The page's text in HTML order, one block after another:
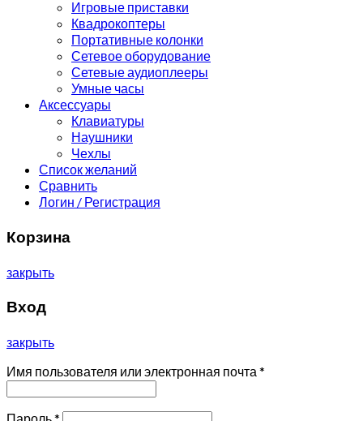
Игровые приставки
Квадрокоптеры
Портативные колонки
Сетевое оборудование
Сетевые аудиоплееры
Умные часы
Аксессуары
Клавиатуры
Наушники
Чехлы
Список желаний
Сравнить
Логин / Регистрация
Корзина
закрыть
Вход
закрыть
Имя пользователя или электронная почта *